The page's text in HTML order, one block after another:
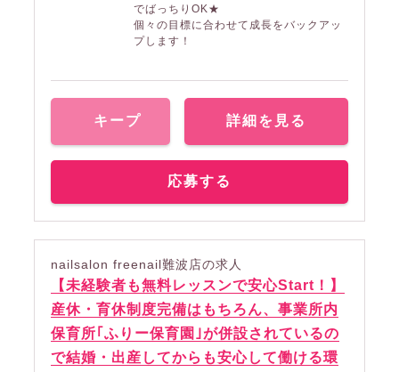
でばっちりOK★
個々の目標に合わせて成長をバックアッ
プします！
キープ 詳細を見る
応募する
nailsalon freenail難波店の求人
【未経験者も無料レッスンで安心Start！】
産休・育休制度完備はもちろん、事業所内
保育所｢ふりー保育園｣が併設されているの
で結婚・出産してからも安心して働ける環